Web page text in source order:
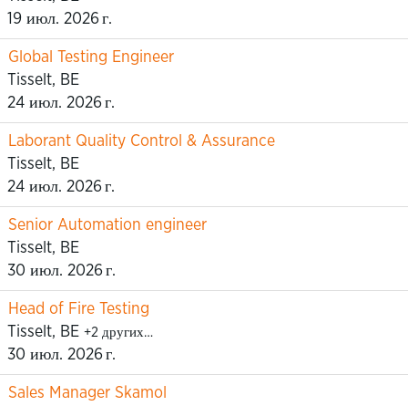
19 июл. 2026 г.
Global Testing Engineer
Tisselt, BE
24 июл. 2026 г.
Laborant Quality Control & Assurance
Tisselt, BE
24 июл. 2026 г.
Senior Automation engineer
Tisselt, BE
30 июл. 2026 г.
Head of Fire Testing
Tisselt, BE +2 других…
30 июл. 2026 г.
Sales Manager Skamol